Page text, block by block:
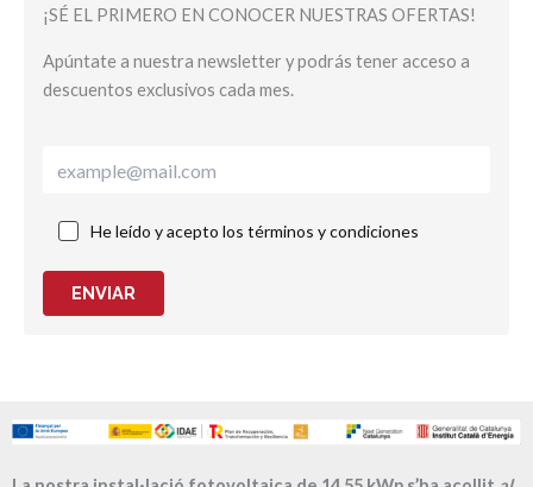
¡SÉ EL PRIMERO EN CONOCER NUESTRAS OFERTAS!
Apúntate a nuestra newsletter y podrás tener acceso a
descuentos exclusivos cada mes.
He leído y acepto los términos y condiciones
ENVIAR